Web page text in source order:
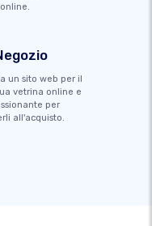
un sito web per il
vetrina online e
per
all'acquisto.